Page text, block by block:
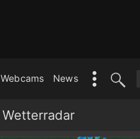
Webcams News
Wetterradar